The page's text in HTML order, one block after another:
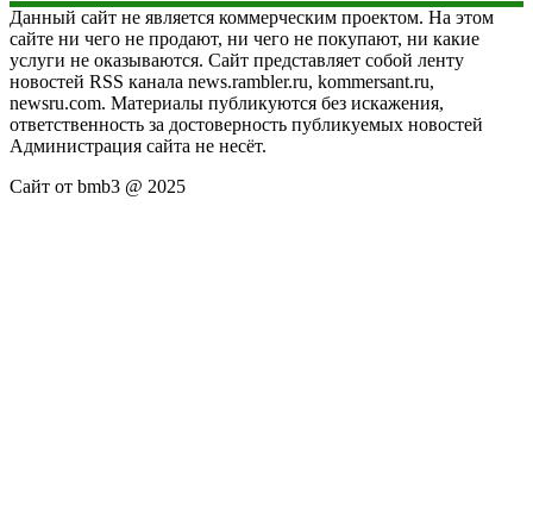
Данный сайт не является коммерческим проектом. На этом
сайте ни чего не продают, ни чего не покупают, ни какие
услуги не оказываются. Сайт представляет собой ленту
новостей RSS канала news.rambler.ru, kommersant.ru,
newsru.com. Материалы публикуются без искажения,
ответственность за достоверность публикуемых новостей
Администрация сайта не несёт.
Сайт от bmb3 @ 2025